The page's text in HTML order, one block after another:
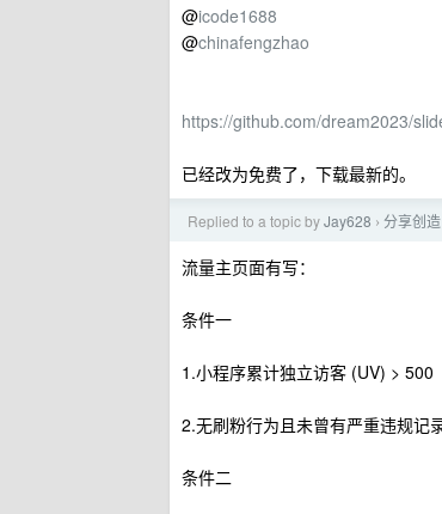
@icode1688
@chinafengzhao
https://github.com/dream2023/
已经改为免费了，下载最新的。
Replied to a topic byJay628 › 分享创造
流量主页面有写：
条件一
1.小程序累计独立访客 (UV) > 500
2.无刷粉行为且未曾有严重违规记
条件二